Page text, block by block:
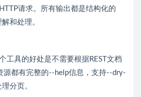
请求。所有输出都是结构化的
和处理。
工具的好处是不需要根据REST文档
源都有完整的--help信息，支持--dry-
分页。